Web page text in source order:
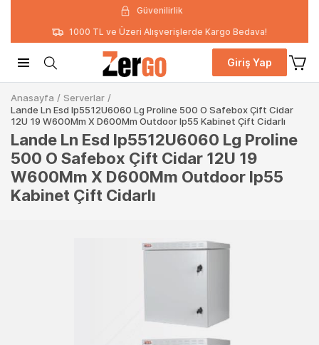
Güvenilirlik
1000 TL ve Üzeri Alışverişlerde Kargo Bedava!
Giriş Yap
Anasayfa / Serverlar /
Lande Ln Esd Ip5512U6060 Lg Proline 500 O Safebox Çift Cidar
12U 19 W600Mm X D600Mm Outdoor Ip55 Kabinet Çift Cidarlı
Lande Ln Esd Ip5512U6060 Lg Proline
500 O Safebox Çift Cidar 12U 19
W600Mm X D600Mm Outdoor Ip55
Kabinet Çift Cidarlı